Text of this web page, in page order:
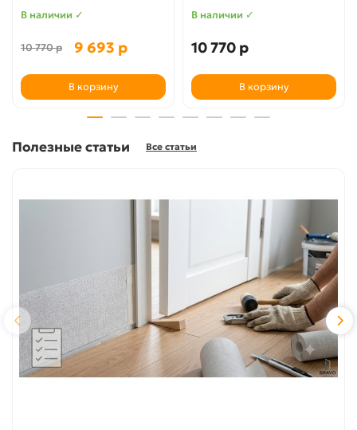
В наличии ✓
10 770 р 9 693 р
В корзину
В наличии ✓
10 770 р
В корзину
Полезные статьи Все статьи